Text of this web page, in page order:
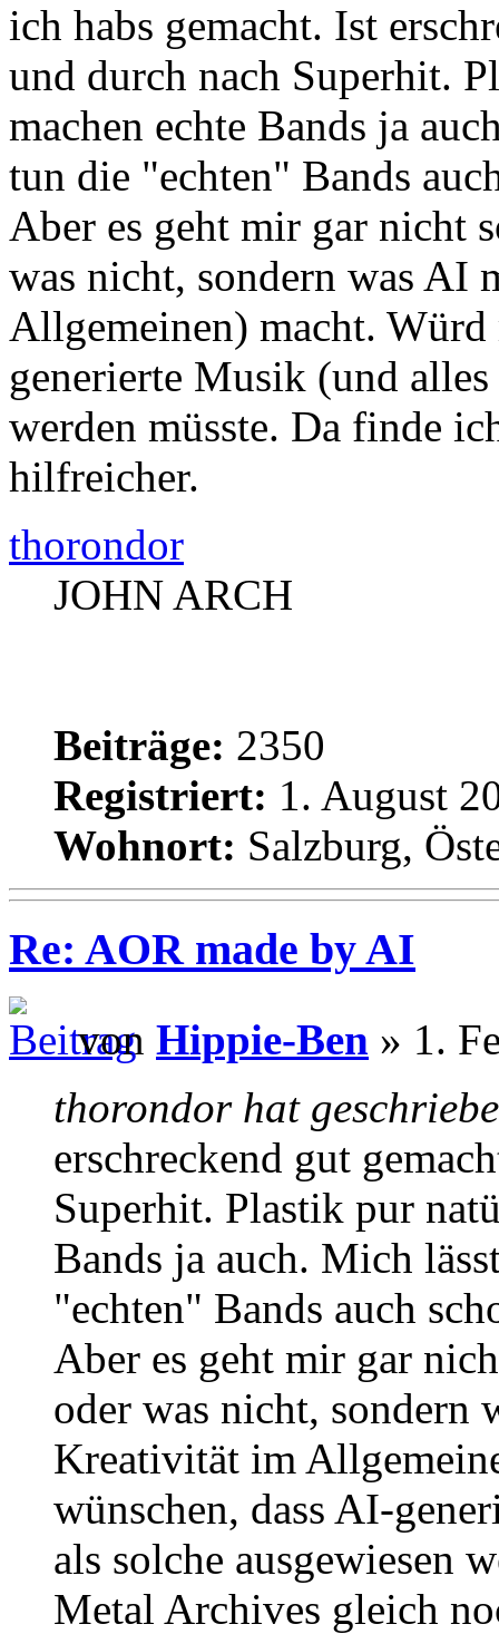
ich habs gemacht. Ist
und durch nach Superhit.
machen echte Bands ja
tun die "echten" Bands
Aber es geht mir gar nicht
was nicht, sondern was
Allgemeinen) macht.
generierte Musik (und alles
werden müsste. Da finde
hilfreicher.
thorondor
JOHN ARCH
Beiträge: 2350
Registriert: 1. August
Wohnort: Salzburg,
Re: AOR made by AI
von Hippie-Ben » 1.
thorondor hat
erschreckend gut
Superhit. Plastik pur
Bands ja auch. Mich
"echten" Bands auch
Aber es geht mir gar
oder was nicht,
Kreativität im
wünschen, dass AI-
als solche ausgewiesen
Metal Archives gleich